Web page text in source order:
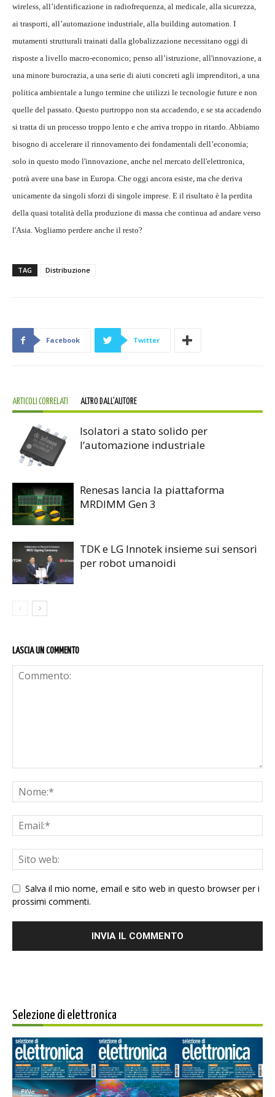
wireless, all’identificazione in radiofrequenza, al medicale, alla sicurezza,
ai trasporti, all’automazione industriale, alla building automation. I
mutamenti strutturali trainati dalla globalizzazione necessitano oggi di
risposte a livello macro-economico; penso all’istruzione, all'innovazione, a
una minore burocrazia, a una serie di aiuti concreti agli imprenditori, a una
politica ambientale a lungo termine che utilizzi le tecnologie future e non
quelle del passato. Questo purtroppo non sta accadendo, e se sta accadendo
si tratta di un processo troppo lento e che arriva troppo in ritardo. Abbiamo
bisogno di accelerare il rinnovamento dei fondamentali dell’economia;
solo in questo modo l'innovazione, anche nel mercato dell'elettronica,
potrà avere una base in Europa. Che oggi ancora esiste, ma che deriva
unicamente da singoli sforzi di singole imprese. E il risultato è la perdita
della quasi totalità della produzione di massa che continua ad andare verso
l'Asia. Vogliamo perdere anche il resto?
TAG Distribuzione
Facebook Twitter
ARTICOLI CORRELATI ALTRO DALL'AUTORE
Isolatori a stato solido per
l’automazione industriale
Renesas lancia la piattaforma
MRDIMM Gen 3
TDK e LG Innotek insieme sui sensori
per robot umanoidi
LASCIA UN COMMENTO
Salva il mio nome, email e sito web in questo browser per i
prossimi commenti.
Selezione di elettronica